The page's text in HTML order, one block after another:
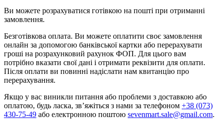
Ви можете розрахуватися готівкою на пошті при отриманні
замовлення.
Безготівкова оплата. Ви можете оплатити своє замовлення
онлайн за допомогою банківської картки або перерахувати
гроші на розрахунковий рахунок ФОП. Для цього вам
потрібно вказати свої дані і отримати реквізити для оплати.
Після оплати ви повинні надіслати нам квитанцію про
перерахування.
Якщо у вас виникли питання або проблеми з доставкою або
оплатою, будь ласка, зв’яжіться з нами за телефоном +38 (073)
430-75-49 або електронною поштою sevenmart.sale@gmail.com.